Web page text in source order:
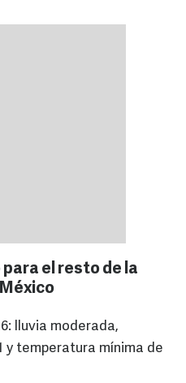
el resto de la
lluvia moderada,
y temperatura mínima de